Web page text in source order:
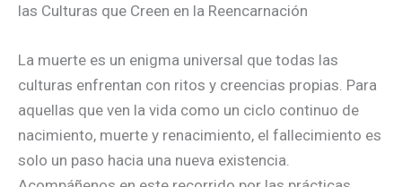
las Culturas que Creen en la Reencarnación
La muerte es un enigma universal que todas las
culturas enfrentan con ritos y creencias propias. Para
aquellas que ven la vida como un ciclo continuo de
nacimiento, muerte y renacimiento, el fallecimiento es
solo un paso hacia una nueva existencia.